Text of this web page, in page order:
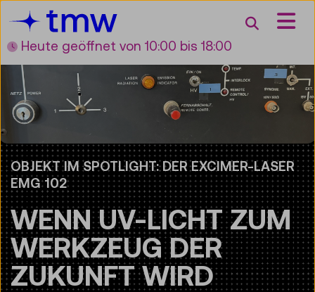
Zum Inhalt
Zum Hauptmenü
Zur Suche
Zur Zielgruppennavigation
Suche
Heute geöffnet von 10:00 bis 18:00
OBJEKT IM SPOTLIGHT: DER EXCIMER-LASER
EMG 102
WENN UV-LICHT ZUM
WERKZEUG DER
ZUKUNFT WIRD